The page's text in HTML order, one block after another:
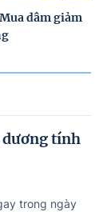
dâm giảm
dương tính
trong ngày